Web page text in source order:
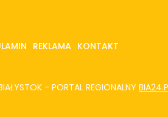
REKLAMA KONTAKT
- PORTAL REGIONALNY